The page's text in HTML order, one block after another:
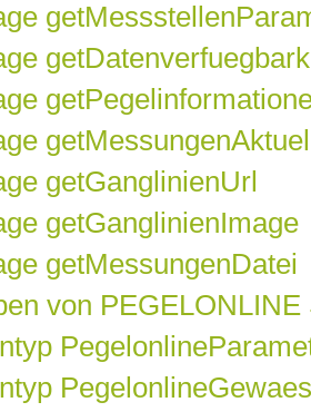
getGanglinienUrl
getGanglinienImage
getMessungenDatei
von